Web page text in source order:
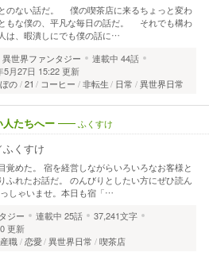
のない話だ。 僕の喫茶店に来るちょっと変わ
もな僕の、平凡な毎日の話だ。 それでも構わ
は、暇潰しにでも僕の話に…
異世界ファンタジー 連載中 44話
5月27日 15:22 更新
の 21 コーヒー 非転生 日常 異世界日常
人たちへー ふくすけ
ふくすけ
覚めた。 宿を経営しながらいろいろなお客様と
ふれたお話だ。 のんびりとしたい方にぜひ読ん
しゃいませ。本日も宿「…
ジー 連載中 25話
37,241文字
更新
職 恋愛 異世界日常 喫茶店